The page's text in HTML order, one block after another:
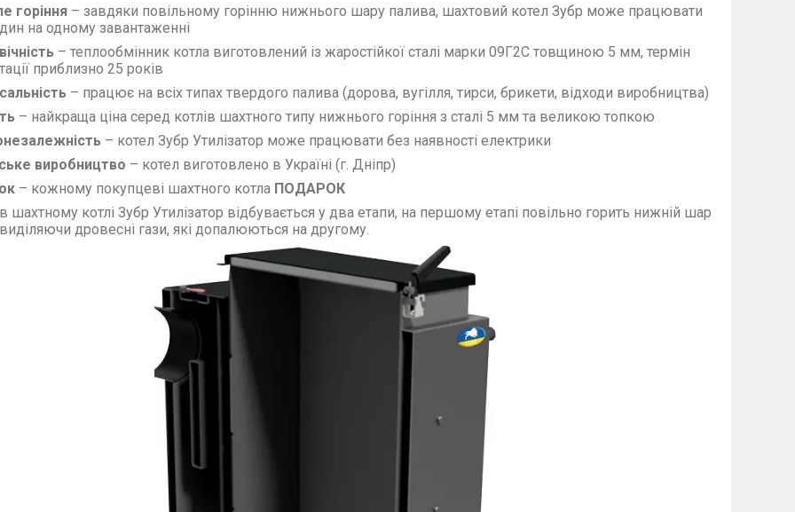
горіння – завдяки повільному горінню нижнього шару палива, шахтовий котел Зубр може працювати
на одному завантаженні
– теплообмінник котла виготовлений із жаростійкої сталі марки 09Г2С товщиною 5 мм, термін
приблизно 25 років
– працює на всіх типах твердого палива (дорова, вугілля, тирси, брикети, відходи виробництва)
– найкраща ціна серед котлів шахтного типу нижнього горіння з сталі 5 мм та великою топкою
– котел Зубр Утилізатор може працювати без наявності електрики
виробництво – котел виготовлено в Україні (г. Дніпр)
– кожному покупцеві шахтного котла ПОДАРОК
шахтному котлі Зубр Утилізатор відбувається у два етапи, на першому етапі повільно горить нижній шар
дровесні гази, які допалюються на другому.